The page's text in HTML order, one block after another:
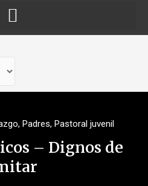
, Padres, Pastoral juvenil
– Dignos de